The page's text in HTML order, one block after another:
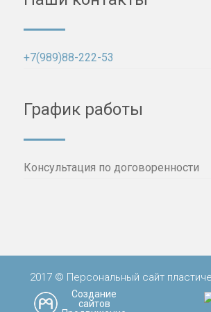
+7(989)88-222-53
График работы
Консультация по договоренности
2017 © Персональный сайт
Создание
сайтов